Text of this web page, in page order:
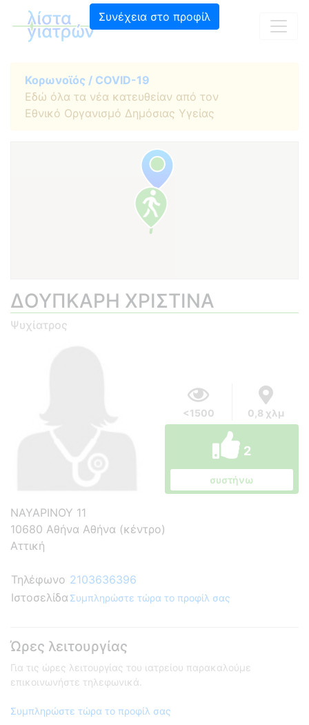
Συνέχεια στο προφίλ
Κορωνοϊός / COVID-19
Εδώ όλα τα νέα κατευθείαν από τον
Εθνικό Οργανισμό Δημόσιας Υγείας
ΔΟΥΠΚΑΡΗ ΧΡΙΣΤΙΝΑ
Ψυχίατρος
<1500 0,8 χλμ
2
συστήνω
ΝΑΥΑΡΙΝΟΥ 11
10680 Αθήνα Αθήνα (κέντρο)
Αττική
Τηλέφωνο 2103636396
Ιστοσελίδα Συμπληρώστε τώρα το προφίλ σας
Ώρες λειτουργίας
Για τις ώρες λειτουργίας του ιατρείου παρακαλούμε
επικοινωνήστε τηλεφωνικά.
Συμπληρώστε τώρα το προφίλ σας